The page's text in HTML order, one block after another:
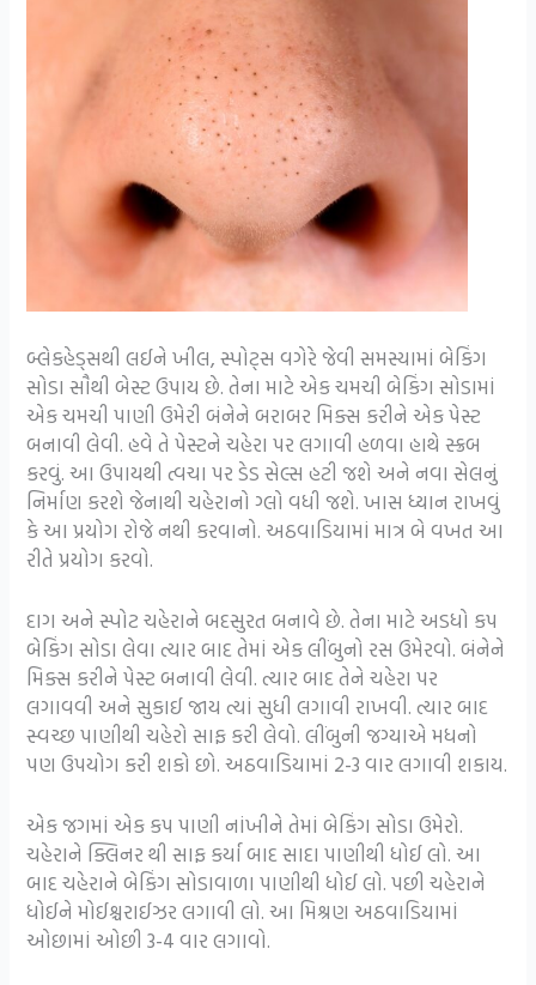
બ્લેકહેડ્સથી લઈને ખીલ, સ્પોટ્સ વગેરે જેવી સમસ્યામાં બેકિંગ
સોડા સૌથી બેસ્ટ ઉપાય છે. તેના માટે એક ચમચી બેકિંગ સોડામાં
એક ચમચી પાણી ઉમેરી બંનેને બરાબર મિક્સ કરીને એક પેસ્ટ
બનાવી લેવી. હવે તે પેસ્ટને ચહેરા પર લગાવી હળવા હાથે સ્ક્રબ
કરવું. આ ઉપાયથી ત્વચા પર ડેડ સેલ્સ હટી જશે અને નવા સેલનું
નિર્માણ કરશે જેનાથી ચહેરાનો ગ્લો વધી જશે. ખાસ ધ્યાન રાખવું
કે આ પ્રયોગ રોજે નથી કરવાનો. અઠવાડિયામાં માત્ર બે વખત આ
રીતે પ્રયોગ કરવો.
દાગ અને સ્પોટ ચહેરાને બદસુરત બનાવે છે. તેના માટે અડધો કપ
બેકિંગ સોડા લેવા ત્યાર બાદ તેમાં એક લીંબુનો રસ ઉમેરવો. બંનેને
મિક્સ કરીને પેસ્ટ બનાવી લેવી. ત્યાર બાદ તેને ચહેરા પર
લગાવવી અને સુકાઈ જાય ત્યાં સુધી લગાવી રાખવી. ત્યાર બાદ
સ્વચ્છ પાણીથી ચહેરો સાફ કરી લેવો. લીંબુની જગ્યાએ મધનો
પણ ઉપયોગ કરી શકો છો. અઠવાડિયામાં 2-3 વાર લગાવી શકાય.
એક જગમાં એક કપ પાણી નાંખીને તેમાં બેકિંગ સોડા ઉમેરો.
ચહેરાને ક્લિનર થી સાફ કર્યા બાદ સાદા પાણીથી ધોઈ લો. આ
બાદ ચહેરાને બેકિંગ સોડાવાળા પાણીથી ધોઈ લો. પછી ચહેરાને
ધોઈને મોઈશ્ચરાઈઝર લગાવી લો. આ મિશ્રણ અઠવાડિયામાં
ઓછામાં ઓછી 3-4 વાર લગાવો.